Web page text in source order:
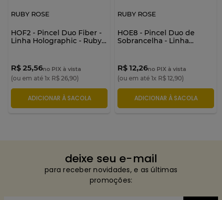
RUBY ROSE
HOF2 - Pincel Duo Fiber -
Linha Holographic - Ruby
R$ 25,56no PIX à vista
(ou em até 1x R$ 26,90)
ADICIONAR À SACOLA
RUBY ROSE
HOE8 - Pincel Duo de
Sobrancelha - Linha
R$ 12,26no PIX à vista
(ou em até 1x R$ 12,90)
ADICIONAR À SACOLA
deixe seu e-mail
para receber novidades, e as últimas
promoções: